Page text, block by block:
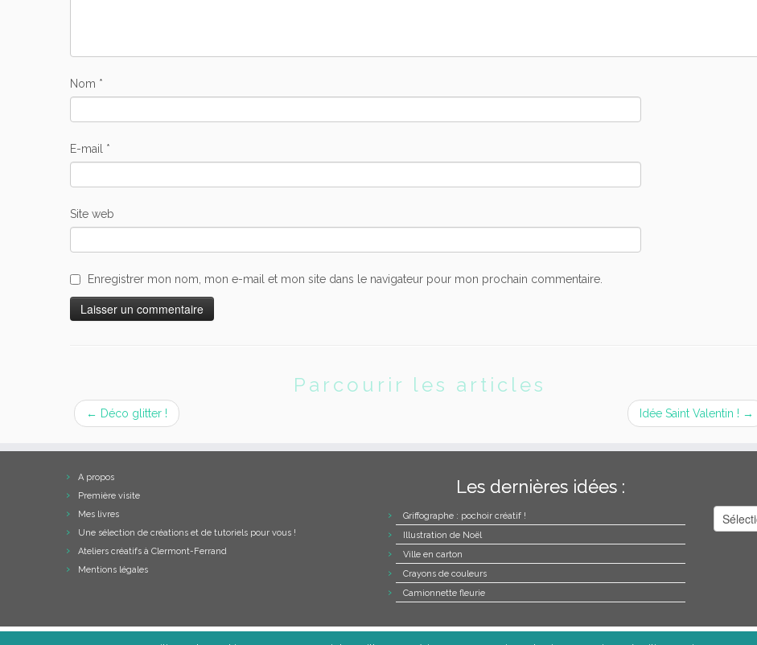
Nom *
E-mail *
Site web
Enregistrer mon nom, mon e-mail et mon site dans le navigateur pour mon prochain commentaire.
Parcourir les articles
← Déco glitter ! Idée Saint Valentin ! →
A propos
Première visite
Mes livres
Une sélection de créations et de tutoriels pour vous !
Ateliers créatifs à Clermont-Ferrand
Mentions légales
Les dernières idées :
Griffographe : pochoir créatif !
Illustration de Noël
Ville en carton
Crayons de couleurs
Camionnette fleurie
Archives